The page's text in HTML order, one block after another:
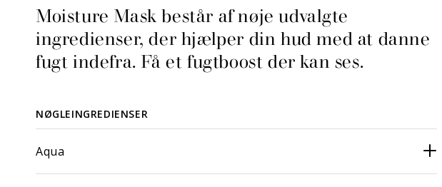
Moisture Mask består af nøje udvalgte
ingredienser, der hjælper din hud med at danne
fugt indefra. Få et fugtboost der kan ses.
NØGLEINGREDIENSER
Aqua